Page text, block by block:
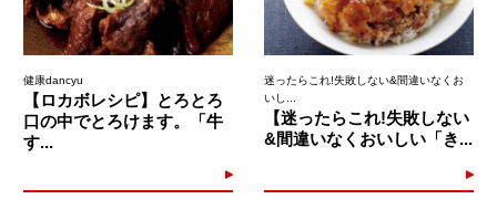
健康dancyu
【ロカボレシピ】とろとろ
口の中でとろけます。「牛
す...
迷ったらこれ!失敗しない&間違いなくお
いし...
【迷ったらこれ!失敗しない
&間違いなくおいしい「き...